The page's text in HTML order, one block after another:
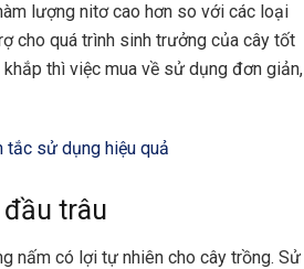
lượng nitơ cao hơn so với các loại
cho quá trình sinh trưởng của cây tốt
thì việc mua về sử dụng đơn giản,
tắc sử dụng hiệu quả
trâu
nấm có lợi tự nhiên cho cây trồng. Sử